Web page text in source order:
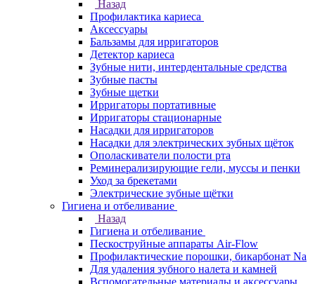
Назад
Профилактика кариеса
Аксессуары
Бальзамы для ирригаторов
Детектор кариеса
Зубные нити, интердентальные средства
Зубные пасты
Зубные щетки
Ирригаторы портативные
Ирригаторы стационарные
Насадки для ирригаторов
Насадки для электрических зубных щёток
Ополаскиватели полости рта
Реминерализирующие гели, муссы и пенки
Уход за брекетами
Электрические зубные щётки
Гигиена и отбеливание
Назад
Гигиена и отбеливание
Пескоструйные аппараты Air-Flow
Профилактические порошки, бикарбонат Na
Для удаления зубного налета и камней
Вспомогательные материалы и аксессуары